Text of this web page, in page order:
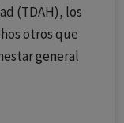
(TDAH), los
otros que
general